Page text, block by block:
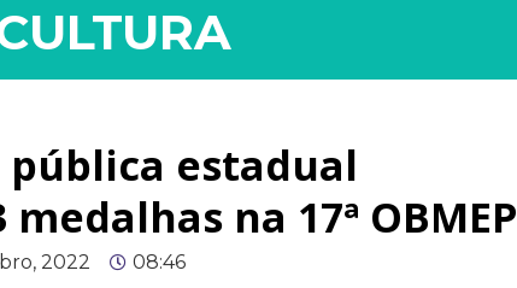
estadual
na 17ª OBMEP
2022 08:46